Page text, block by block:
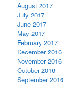
August 2017
July 2017
June 2017
May 2017
February 2017
December 2016
November 2016
October 2016
September 2016